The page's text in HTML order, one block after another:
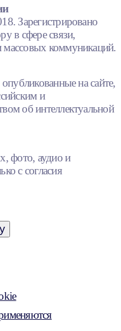
Зарегистрировано
в сфере связи,
коммуникаций.
на сайте,
и
об интеллектуальной
фото, аудио и
с согласия